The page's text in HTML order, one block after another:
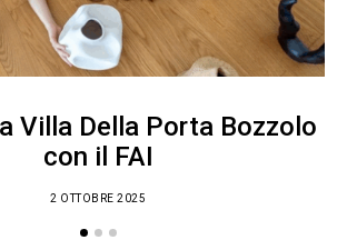
Villa Della Porta Bozzolo
con il FAI
2 OTTOBRE 2025